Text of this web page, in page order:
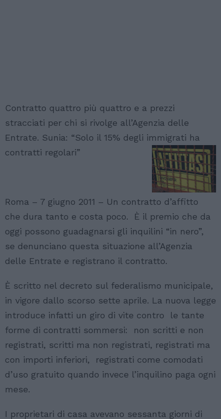
Contratto quattro più quattro e a prezzi
stracciati per chi si rivolge all’Agenzia delle
Entrate. Sunia: “Solo il 15% degli immigrati ha
contratti regolari”
Roma – 7 giugno 2011 – Un contratto d’affitto
che dura tanto e costa poco. È il premio che da
oggi possono guadagnarsi gli inquilini “in nero”,
se denunciano questa situazione all’Agenzia
delle Entrate e registrano il contratto.
È scritto nel decreto sul federalismo municipale,
in vigore dallo scorso sette aprile. La nuova legge
introduce infatti un giro di vite contro le tante
forme di contratti sommersi: non scritti e non
registrati, scritti ma non registrati, registrati ma
con importi inferiori, registrati come comodati
d’uso gratuito quando invece l’inquilino paga ogni
mese.
I proprietari di casa avevano sessanta giorni di